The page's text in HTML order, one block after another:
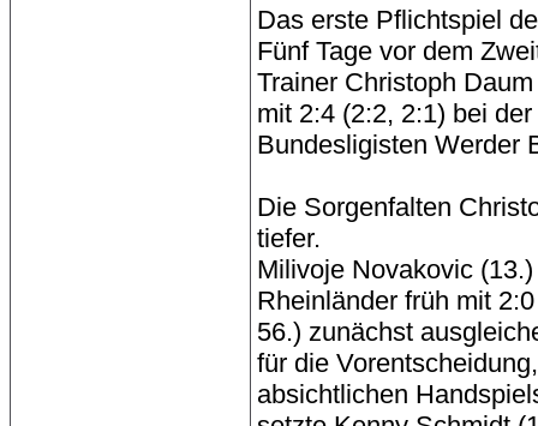
Das erste Pflichtspiel
Fünf Tage vor dem
Trainer Christoph
mit 2:4 (2:2, 2:1) bei
Bundesligisten Werder
Die Sorgenfalten
tiefer.
Milivoje Novakovic
Rheinländer früh mit
56.) zunächst
für die
absichtlichen